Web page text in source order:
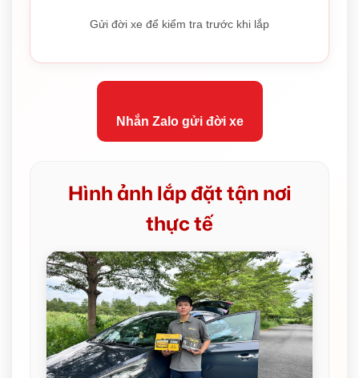
Gửi đời xe để kiểm tra trước khi lắp
Nhắn Zalo gửi đời xe
Hình ảnh lắp đặt tận nơi
thực tế